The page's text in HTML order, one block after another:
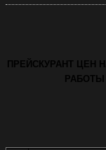
18
ПРЕЙСКУРАНТ ЦЕН
РАБОТЫ